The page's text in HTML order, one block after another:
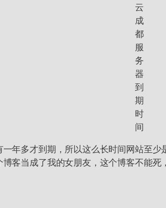
云
成
都
服
务
器
到
期
时
间
年多才到期，所以这么长时间网站至
客当成了我的女朋友，这个博客不能死